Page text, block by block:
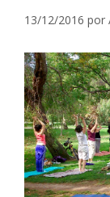
13/12/2016 por